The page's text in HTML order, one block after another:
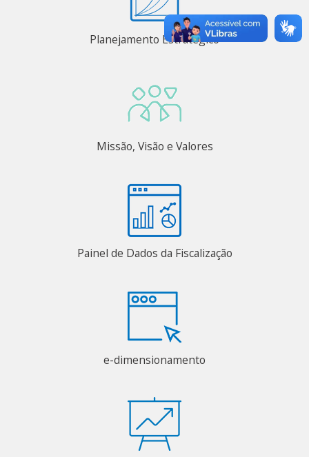
Planejamento Estratégico
Missão, Visão e Valores
Painel de Dados da Fiscalização
e-dimensionamento